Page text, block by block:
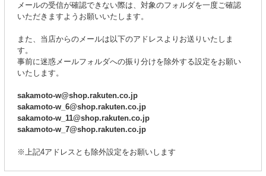
メールの受信が確認できない際は、対象のフォルダを一度ご確認
いただきますようお願いいたします。
また、当店からのメールは以下のアドレスよりお送りいたしま
す。
事前に迷惑メールフォルダへの振り分けを除外する設定をお願い
いたします。
sakamoto-w@shop.rakuten.co.jp
sakamoto-w_6@shop.rakuten.co.jp
sakamoto-w_11@shop.rakuten.co.jp
sakamoto-w_7@shop.rakuten.co.jp
※上記4アドレスとも除外設定をお願いします